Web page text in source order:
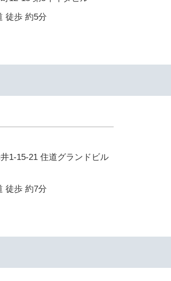
徒歩 約5分
1-15-21 住道グランドビル
徒歩 約7分